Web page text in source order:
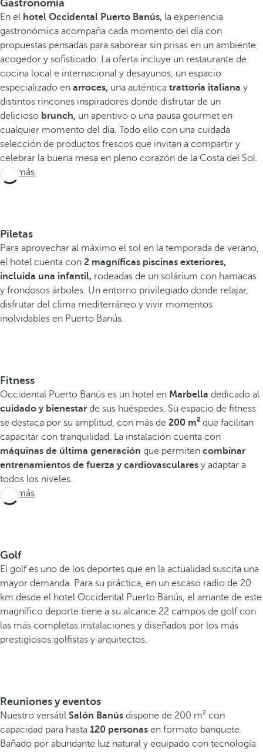
Gastronomía
En el hotel Occidental Puerto Banús, la experiencia
gastronómica acompaña cada momento del día con
propuestas pensadas para saborear sin prisas en un ambiente
acogedor y sofisticado. La oferta incluye un restaurante de
cocina local e internacional y desayunos, un espacio
especializado en arroces, una auténtica trattoria italiana y
distintos rincones inspiradores donde disfrutar de un
delicioso brunch, un aperitivo o una pausa gourmet en
cualquier momento del día. Todo ello con una cuidada
selección de productos frescos que invitan a compartir y
celebrar la buena mesa en pleno corazón de la Costa del Sol.
Ver más
Piletas
Para aprovechar al máximo el sol en la temporada de verano,
el hotel cuenta con 2 magníficas piscinas exteriores,
incluida una infantil, rodeadas de un solárium con hamacas
y frondosos árboles. Un entorno privilegiado donde relajar,
disfrutar del clima mediterráneo y vivir momentos
inolvidables en Puerto Banús.
Fitness
Occidental Puerto Banús es un hotel en Marbella dedicado al
cuidado y bienestar de sus huéspedes. Su espacio de fitness
se destaca por su amplitud, con más de 200 m² que facilitan
capacitar con tranquilidad. La instalación cuenta con
máquinas de última generación que permiten combinar
entrenamientos de fuerza y cardiovasculares y adaptar a
todos los niveles.
Ver más
Golf
El golf es uno de los deportes que en la actualidad suscita una
mayor demanda. Para su práctica, en un escaso radio de 20
km desde el hotel Occidental Puerto Banús, el amante de este
magnífico deporte tiene a su alcance 22 campos de golf con
las más completas instalaciones y diseñados por los más
prestigiosos golfistas y arquitectos.
Reuniones y eventos
Nuestro versátil Salón Banús dispone de 200 m² con
capacidad para hasta 120 personas en formato banquete.
Bañado por abundante luz natural y equipado con tecnología